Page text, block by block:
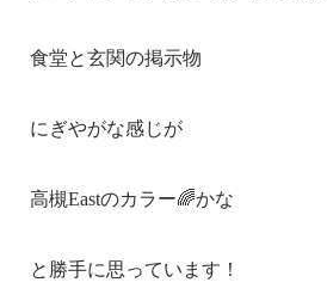
食堂と玄関の掲示物
にぎやがな感じが
高槻Eastのカラー🌈かな
と勝手に思っています！